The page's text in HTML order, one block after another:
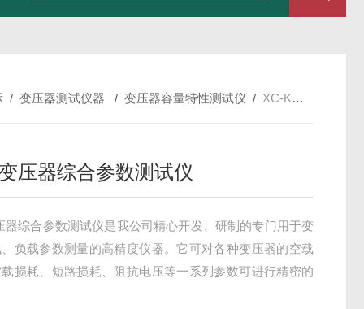
/变压器测试仪器 /变压器容量特性测试仪 / XC-K变压器综合参数测试仪
压器综合参数测试仪
器综合参数测试仪是我公司精心开发、研制的专门用于变
负载参数测量的高精度仪器。它可对各种变压器的空载
损耗、短路损耗、阻抗电压等一系列参数可进行精密的